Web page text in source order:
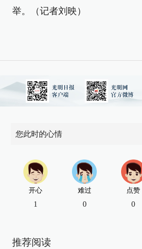
举。（记者刘映）
您此时的心情
开心
1
难过
0
点赞
0
推荐阅读